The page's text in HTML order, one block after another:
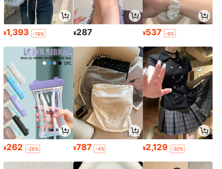
¥1,393 -18% ¥287 ¥537 -9%
¥262 -26% ¥787 -4% ¥2,129 -30%